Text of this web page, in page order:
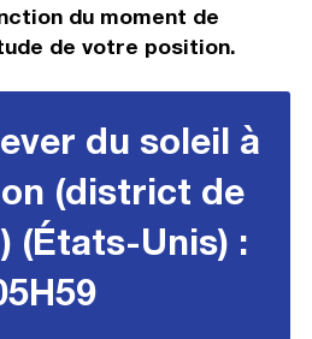
du moment de
de votre position.
du soleil à
(district de
(États-Unis) :